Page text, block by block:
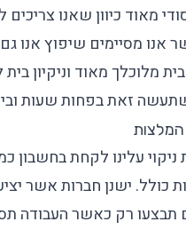
מאוד כיוון שאנו
מסיימים שיפוץ אנו גם
מלוכלך מאוד וניקיון
זאת בפחות שעות
עלינו לקחת בחשבון
כולל. ישנן חברות אשר
רק כאשר העבודה